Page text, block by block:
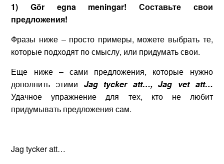
1)Gör egna meningar! Составьте свои
предложения!
Фразы ниже – просто примеры, можете выбрать те,
которые подходят по смыслу, или придумать свои.
Еще ниже – сами предложения, которые нужно
дополнить этими Jag tycker att…,Jag vet att…
Удачное упражнение для тех, кто не любит
придумывать предложения сам.
Jag tycker att…